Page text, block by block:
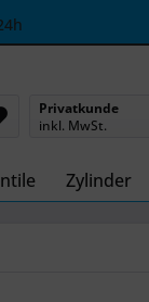
Privatkunde
inkl. MwSt.
Zylinder